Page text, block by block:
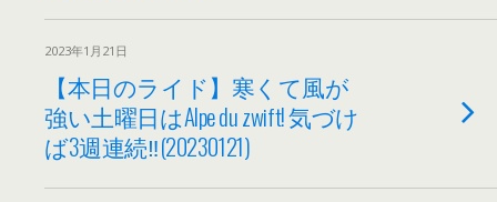
2023年1月21日
【本日のライド】寒くて風が
強い土曜日はAlpe du zwift! 気づけ
ば3週連続‼(20230121)